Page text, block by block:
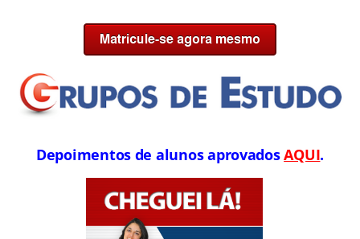
Depoimentos de alunos aprovadosAQUI.